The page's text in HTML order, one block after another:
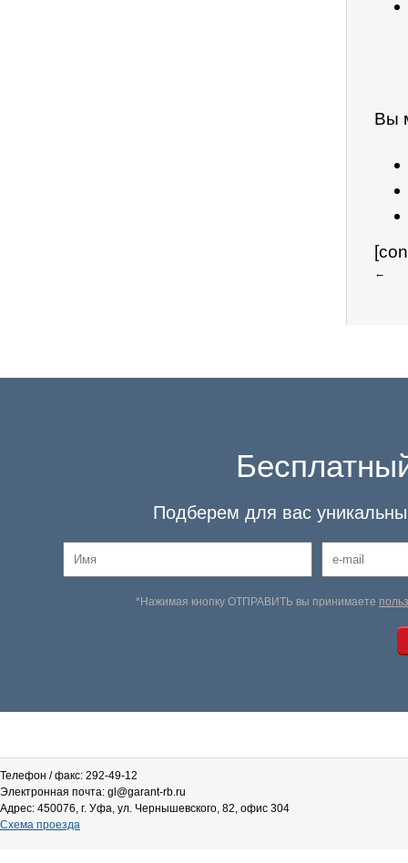
Вы
←
Подберем для вас
*Нажимая кнопку ОТПРАВИТЬ вы принимаете
Телефон / факс: 292-49-12
Электронная почта: gl@garant-rb.ru
Адрес: 450076, г. Уфа, ул. Чернышевского, 82, офис 304
Схема проезда